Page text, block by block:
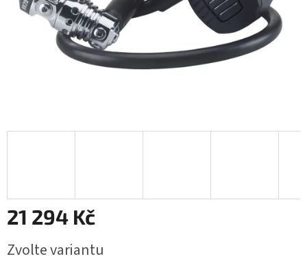
21 294 Kč
cena:
Zvolte variantu